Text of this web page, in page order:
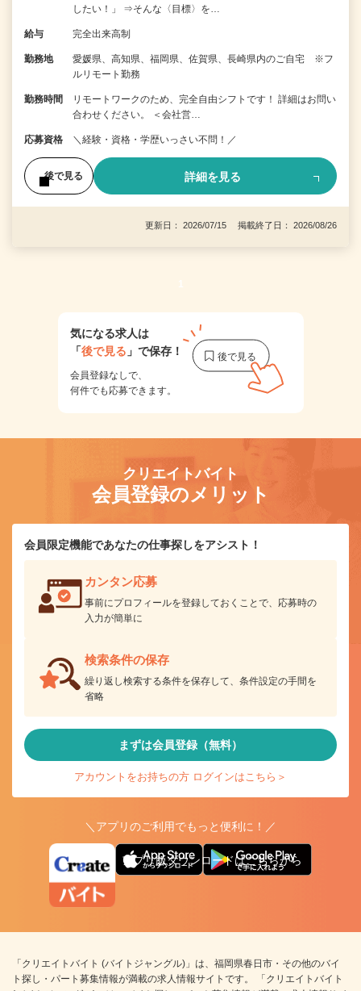
したい！」 ⇒そんな〈目標〉を…
給与 完全出来高制
勤務地
愛媛県、高知県、福岡県、佐賀県、長崎県内のご自宅 ※フ
ルリモート勤務
勤務時間
リモートワークのため、完全自由シフトです！ 詳細はお問い
合わせください。 ＜会社営…
応募資格 ＼経験・資格・学歴いっさい不問！／
後で見る 詳細を見る
更新日： 2026/07/15 掲載終了日： 2026/08/26
1
気になる求人は
「後で見る 」で保存！
会員登録なしで、
何件でも応募できます。
クリエイトバイト
会員登録のメリット
会員限定機能であなたの仕事探しをアシスト！
カンタン応募
事前にプロフィールを登録しておくことで、応募時の
入力が簡単に
検索条件の保存
繰り返し検索する条件を保存して、条件設定の手間を
省略
まずは会員登録（無料）
アカウントをお持ちの方 ログインはこちら＞
＼アプリのご利用でもっと便利に！／
アプリ版ダウンロードはこちらから
「クリエイトバイト (バイトジャングル)」は、福岡県春日市・その他のバイ
ト探し・パート募集情報が満載の求人情報サイトです。 「クリエイトバイト